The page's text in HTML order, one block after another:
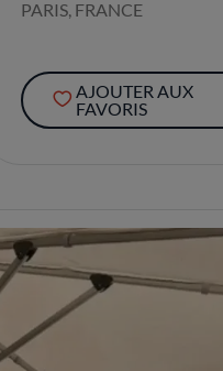
PARIS, FRANCE
AJOUTER AUX
FAVORIS